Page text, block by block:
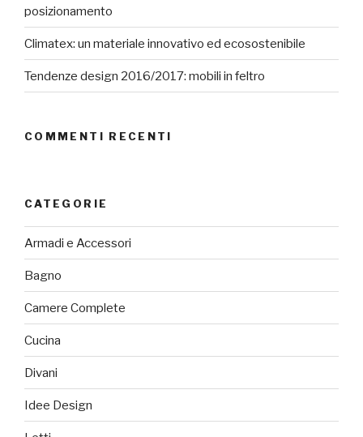
posizionamento
Climatex: un materiale innovativo ed ecosostenibile
Tendenze design 2016/2017: mobili in feltro
COMMENTI RECENTI
CATEGORIE
Armadi e Accessori
Bagno
Camere Complete
Cucina
Divani
Idee Design